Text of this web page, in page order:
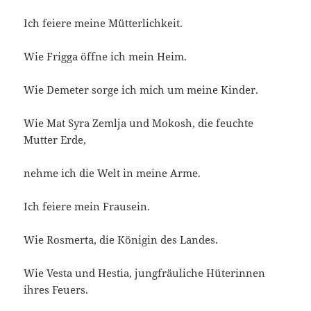
Ich feiere meine Mütterlichkeit.
Wie Frigga öffne ich mein Heim.
Wie Demeter sorge ich mich um meine Kinder.
Wie Mat Syra Zemlja und Mokosh, die feuchte
Mutter Erde,
nehme ich die Welt in meine Arme.
Ich feiere mein Frausein.
Wie Rosmerta, die Königin des Landes.
Wie Vesta und Hestia, jungfräuliche Hüterinnen
ihres Feuers.